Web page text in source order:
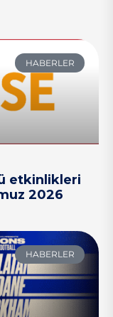
HABERLER
etkinlikleri
2026
HABERLER